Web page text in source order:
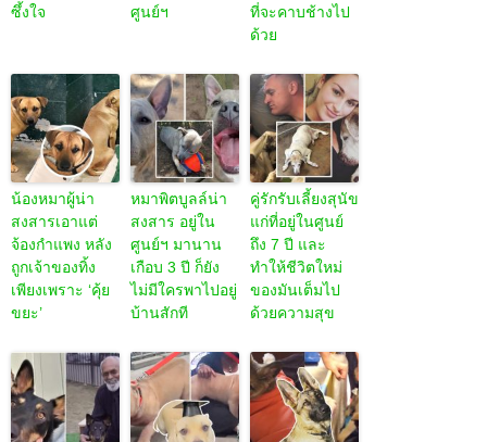
ซึ้งใจ
ศูนย์ฯ
ที่จะคาบช้างไป
ด้วย
น้องหมาผู้น่า
สงสารเอาแต่
จ้องกำแพง หลัง
ถูกเจ้าของทิ้ง
เพียงเพราะ ‘คุ้ย
ขยะ’
หมาพิตบูลล์น่า
สงสาร อยู่ใน
ศูนย์ฯ มานาน
เกือบ 3 ปี ก็ยัง
ไม่มีใครพาไปอยู่
บ้านสักที
คู่รักรับเลี้ยงสุนัข
แก่ที่อยู่ในศูนย์
ถึง 7 ปี และ
ทำให้ชีวิตใหม่
ของมันเต็มไป
ด้วยความสุข